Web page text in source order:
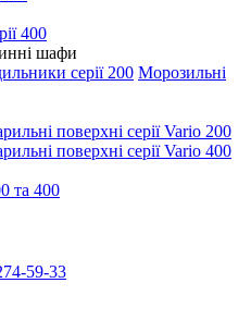
400
шафи
серії 200 Морозильні
поверхні серії Vario 200
поверхні серії Vario 400
та 400
59-33